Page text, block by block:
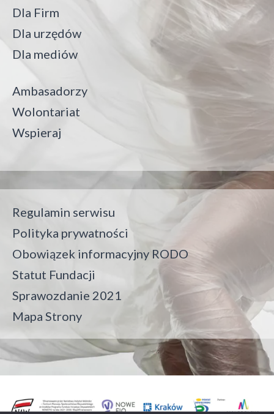
Dla Firm
Dla urzędów
Dla mediów
Ambasadorzy
Wolontariat
Wspieraj
Regulamin serwisu
Polityka prywatności
Obowiązek informacyjny RODO
Statut Fundacji
Sprawozdanie 2021
Mapa Strony